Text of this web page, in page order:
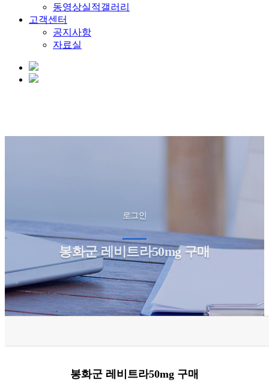
동영상실적갤러리
고객센터
공지사항
자료실
로그인
봉화군 레비트라50mg 구매
봉화군 레비트라50mg 구매